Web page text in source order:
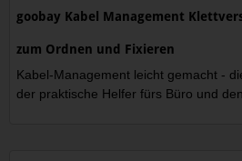
goobay Kabel Management
zum Ordnen und Fixieren
Kabel-Management leicht gemacht -
der praktische Helfer fürs Büro und